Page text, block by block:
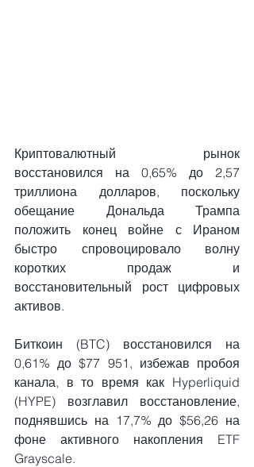
Криптовалютный рынок
восстановился на 0,65% до 2,57
триллиона долларов, поскольку
обещание Дональда Трампа
положить конец войне с Ираном
быстро спровоцировало волну
коротких продаж и
восстановительный рост цифровых
активов.
Биткоин (BTC) восстановился на
0,61% до $77 951, избежав пробоя
канала, в то время как Hyperliquid
(HYPE) возглавил восстановление,
поднявшись на 17,7% до $56,26 на
фоне активного накопления ETF
Grayscale.